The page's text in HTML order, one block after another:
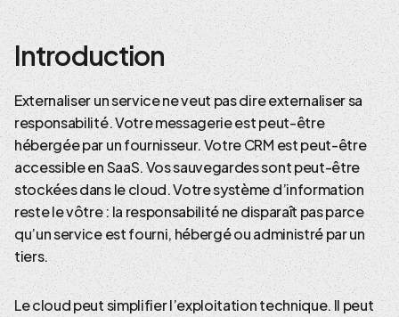
Introduction
Externaliser un service ne veut pas dire externaliser sa
responsabilité. Votre messagerie est peut-être
hébergée par un fournisseur. Votre CRM est peut-être
accessible en SaaS. Vos sauvegardes sont peut-être
stockées dans le cloud. Votre système d’information
reste le vôtre : la responsabilité ne disparaît pas parce
qu’un service est fourni, hébergé ou administré par un
tiers.
Le cloud peut simplifier l’exploitation technique. Il peut